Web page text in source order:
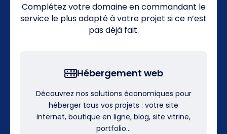
Complétez votre domaine en commandant le
service le plus adapté à votre projet si ce n’est
pas déjà fait.
Hébergement web
Découvrez nos solutions économiques pour
héberger tous vos projets : votre site
internet, boutique en ligne, blog, site vitrine,
portfolio…